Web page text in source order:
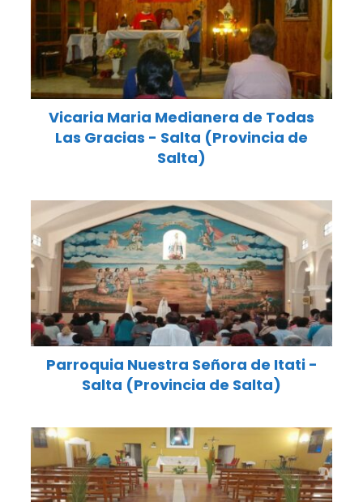
Vicaria Maria Medianera de Todas
Las Gracias - Salta (Provincia de
Salta)
Parroquia Nuestra Señora de Itati -
Salta (Provincia de Salta)